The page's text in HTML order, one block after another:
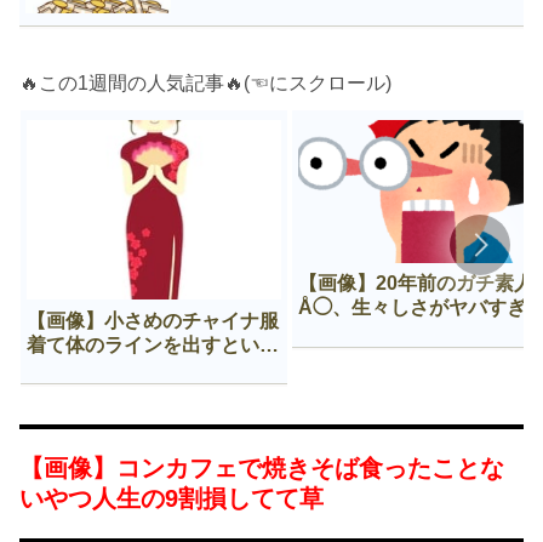
🔥この1週間の人気記事🔥(☜にスクロール)
【画像】小さめのチャイナ服
着て体のラインを出すという
【画像】20年前のガチ素人
Å◯、生々しさがヤバすぎ
【画像】コンカフェで焼きそば食ったことな
いやつ人生の9割損してて草